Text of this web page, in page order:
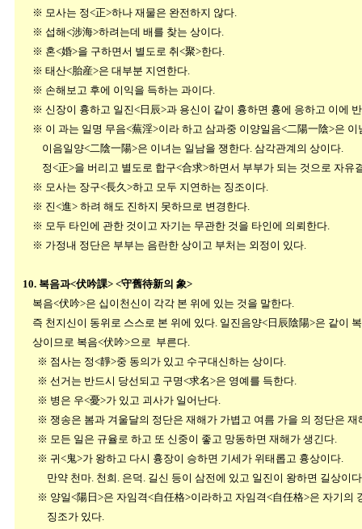
※ 모사는 정<正>하나 재물은 완전하지 않다.
※ 섭해<涉海>하려는데 배를 찾는 상이다.
※ 혼<婚>을 구하면서 별도로 취<聚>한다.
※ 태산<胎産>은 대부분 지연한다.
※ 손해보고 후에 이익을 득하는 과이다.
※ 신장이 흉하고 일진<日辰>과 용신이 같이 흉하면 흉에 응하고 이
※ 이 과는 일명 무음<蕪淫>이라 하고 삼과중 이양일음<二陽一陰>은 이
이음일양<二陰一陽>은 이녀는 일남을 쟁한다. 삼각관계의 상이다.
정<正>을 버리고 별도로 합구<合求>하면서 부부가 되는 것으로 자유
※ 모사는 장구<長久>하고 모두 지연하는 징조이다.
※ 진<進> 하려 해도 진하지 못하므로 변경한다.
※ 모두 타인에 관한 것이고 자기는 무관한 것을 타인에 의뢰한다.
※ 가정내 정단은 부부는 음란한 상이고 부처는 외정이 있다.
10. 복음과<伏吟課> <守舊待新의 象>
복음<伏吟>은 십이천신이 각각 본 위에 있는 것을 말한다.
즉 천지신이 동위로 스스로 본 위에 있다. 일진음양<日辰陰陽>은 같이
상이므로 복음<伏吟>으로 부른다.
※ 점사는 정<靜>중 동의가 있고 수구대신하는 상이다.
※ 선거는 반드시 당선되고 구명<求名>은 영예를 득한다.
※ 병은 우<憂>가 있고 괴사가 일어난다.
※ 쟁송은 봄과 겨울달의 정단은 재해가 가볍고 여름 가을 의 정단은 재
※ 모든 일은 규율로 하고 또 신중이 좋고 망동하면 재해가 생긴다.
※ 귀<鬼>가 왕하고 다시 흉장이 승하면 기세가 위태롭고 흉상이다.
만약 천마. 천희. 은덕. 길신 등이 삼전에 있고 일진이 왕하면 길상이
※ 양일<陽日>은 자임격<自任格>이라하고 자임격<自任格>은 자기의
징조가 있다.